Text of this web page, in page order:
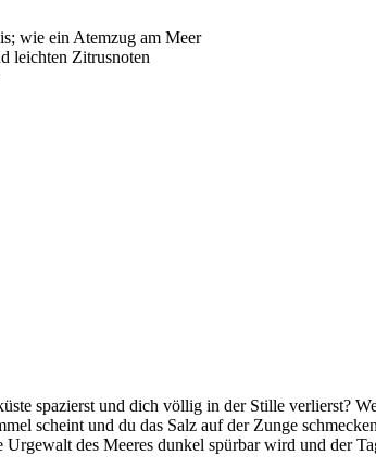
wie ein Atemzug am Meer
leichten Zitrusnoten
spazierst und dich völlig in der Stille verlierst?
scheint und du das Salz auf der Zunge
Urgewalt des Meeres dunkel spürbar wird und der